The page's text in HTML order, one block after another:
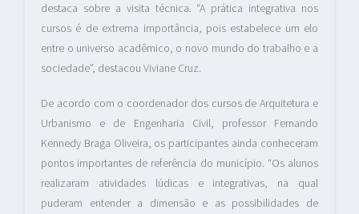
destaca sobre a visita técnica. “A prática integrativa nos
cursos é de extrema importância, pois estabelece um elo
entre o universo acadêmico, o novo mundo do trabalho e a
sociedade”, destacou Viviane Cruz.
De acordo com o coordenador dos cursos de Arquitetura e
Urbanismo e de Engenharia Civil, professor Fernando
Kennedy Braga Oliveira, os participantes ainda conheceram
pontos importantes de referência do município. “Os alunos
realizaram atividades lúdicas e integrativas, na qual
puderam entender a dimensão e as possibilidades de